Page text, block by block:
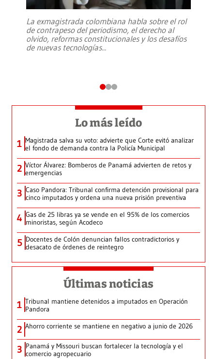
La exmagistrada colombiana habla sobre el rol
de contrapeso del periodismo, el derecho al
olvido, reformas constitucionales y los desafíos
de nuevas tecnologías...
Lo más leído
1 Magistrada salva su voto: advierte que Corte evitó analizar
el fondo de demanda contra la Policía Municipal
2 Víctor Álvarez: Bomberos de Panamá advierten de retos y
emergencias
3 Caso Pandora: Tribunal confirma detención provisional para
cinco imputados y ordena una nueva prisión preventiva
4 Gas de 25 libras ya se vende en el 95% de los comercios
minoristas, según Acodeco
5 Docentes de Colón denuncian fallos contradictorios y
desacato de órdenes de reintegro
Últimas noticias
1 Tribunal mantiene detenidos a imputados en Operación
Pandora
2 Ahorro corriente se mantiene en negativo a junio de 2026
3 Panamá y Missouri buscan fortalecer la tecnología y el
comercio agropecuario